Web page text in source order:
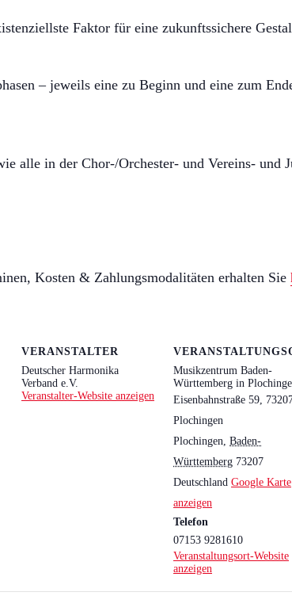
Faktor für eine zukunftssichere
– jeweils eine zu Beginn und eine zum
alle in der Chor-/Orchester- und Vereins- und
Kosten & Zahlungsmodalitäten erhalten Sie
VERANSTALTER
Deutscher Harmonika
Verband e.V.
Veranstalter-Website anzeigen
Musikzentrum Baden-
Württemberg in
Eisenbahnstraße 59,
Plochingen
Plochingen Baden-
Württemberg 73207
Deutschland Google Karte
anzeigen
Telefon
07153 9281610
Veranstaltungsort-Website
anzeigen